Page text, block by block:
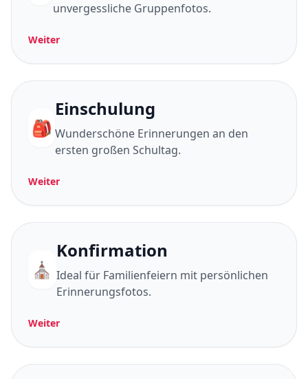
unvergessliche Gruppenfotos.
Weiter
🎒
Einschulung
Wunderschöne Erinnerungen an den
ersten großen Schultag.
Weiter
⛪
Konfirmation
Ideal für Familienfeiern mit persönlichen
Erinnerungsfotos.
Weiter